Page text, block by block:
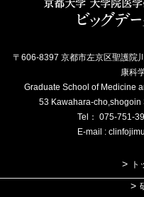
〒606-8397 京都市左京区聖護院
康科
Graduate School of Medicine
53 Kawahara-cho,shogoin
Tel： 075-751-
E-mail :
ト